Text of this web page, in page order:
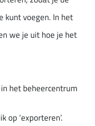
kunt voegen. In het
we je uit hoe je het
in het beheercentrum
op ‘exporteren’.